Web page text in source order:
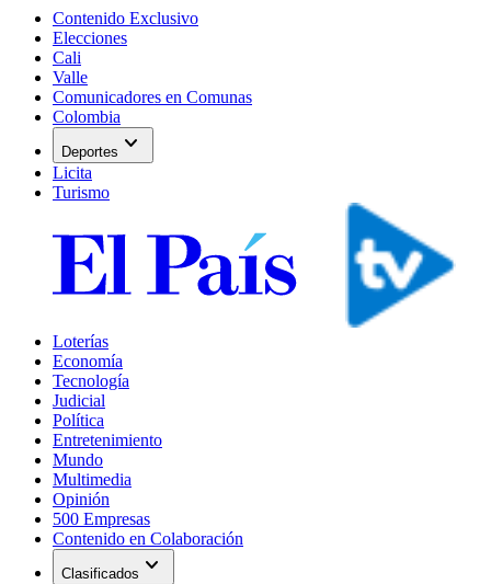
Contenido Exclusivo
Elecciones
Cali
Valle
Comunicadores en Comunas
Colombia
Deportes expand_more
Licita
Turismo
Loterías
Economía
Tecnología
Judicial
Política
Entretenimiento
Mundo
Multimedia
Opinión
500 Empresas
Contenido en Colaboración
Clasificados expand_more